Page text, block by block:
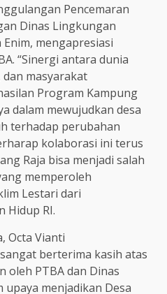
Pencemaran
Dinas Lingkungan
mengapresiasi
“Sinergi antara dunia
masyarakat
Program Kampung
dalam mewujudkan desa
terhadap perubahan
kolaborasi ini terus
Raja bisa menjadi salah
memperoleh
Lestari dari
Hidup RI.
Octa Vianti
berterima kasih atas
oleh PTBA dan Dinas
menjadikan Desa